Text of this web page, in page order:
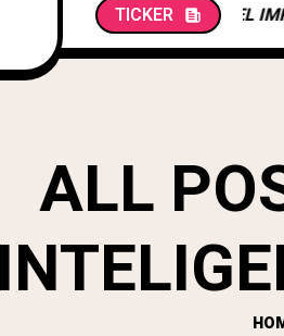
TICKER
ENFOQUE Y EL IMPACTO
ALL